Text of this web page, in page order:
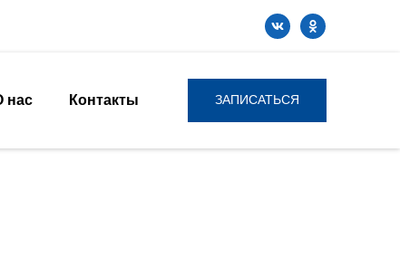
нас Контакты ЗАПИСАТЬСЯ